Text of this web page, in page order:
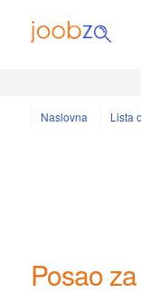
Naslovna Lista
Posao